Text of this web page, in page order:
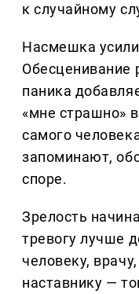
к случайному
Насмешка
Обесценивание
паника
«мне страшно»
самого
запоминают,
споре.
Зрелость
тревогу лучше
человеку,
наставнику —